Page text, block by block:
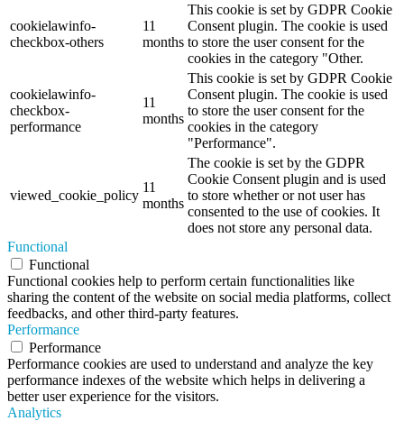
cookielawinfo-
checkbox-others
11
months
This cookie is set by GDPR Cookie
Consent plugin. The cookie is used
to store the user consent for the
cookies in the category "Other.
cookielawinfo-
checkbox-
performance
11
months
This cookie is set by GDPR Cookie
Consent plugin. The cookie is used
to store the user consent for the
cookies in the category
"Performance".
viewed_cookie_policy
11
months
The cookie is set by the GDPR
Cookie Consent plugin and is used
to store whether or not user has
consented to the use of cookies. It
does not store any personal data.
Functional
Functional
Functional cookies help to perform certain functionalities like
sharing the content of the website on social media platforms, collect
feedbacks, and other third-party features.
Performance
Performance
Performance cookies are used to understand and analyze the key
performance indexes of the website which helps in delivering a
better user experience for the visitors.
Analytics